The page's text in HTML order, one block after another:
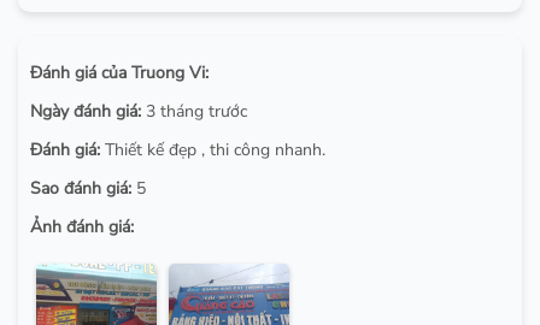
Đánh giá của Truong Vi:
Ngày đánh giá: 3 tháng trước
Đánh giá: Thiết kế đẹp , thi công nhanh.
Sao đánh giá: 5
Ảnh đánh giá: